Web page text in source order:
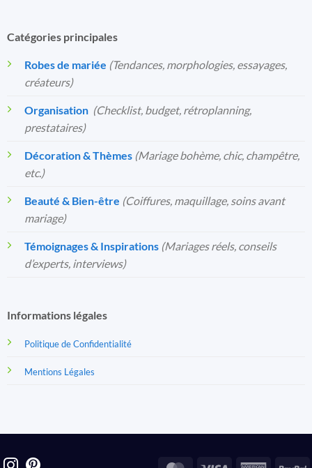
Catégories principales
Robes de mariée (Tendances, morphologies, essayages,
créateurs)
Organisation️ (Checklist, budget, rétroplanning,
prestataires)
Décoration & Thèmes (Mariage bohème, chic, champêtre,
etc.)
Beauté & Bien-être (Coiffures, maquillage, soins avant
mariage)
Témoignages & Inspirations (Mariages réels, conseils
d’experts, interviews)
Informations légales
Politique de Confidentialité
Mentions Légales